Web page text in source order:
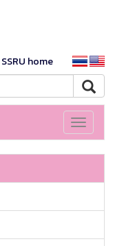
SSRU home
Toggle